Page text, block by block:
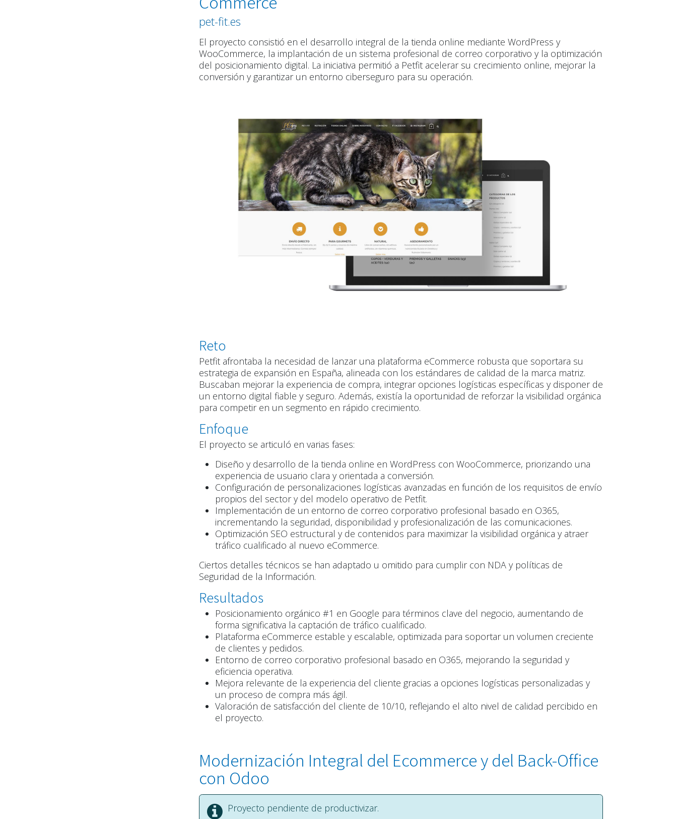
pet-fit.es
El proyecto consistió en el desarrollo integral de la tienda online mediante WordPress y
WooCommerce, la implantación de un sistema profesional de correo corporativo y la optimización
del posicionamiento digital. La iniciativa permitió a Petfit acelerar su crecimiento online, mejorar la
conversión y garantizar un entorno ciberseguro para su operación.
Reto
Petfit afrontaba la necesidad de lanzar una plataforma eCommerce robusta que soportara su
estrategia de expansión en España, alineada con los estándares de calidad de la marca matriz.
Buscaban mejorar la experiencia de compra, integrar opciones logísticas específicas y disponer de
un entorno digital fiable y seguro. Además, existía la oportunidad de reforzar la visibilidad orgánica
para competir en un segmento en rápido crecimiento.
Enfoque
El proyecto se articuló en varias fases:
Diseño y desarrollo de la tienda online en WordPress con WooCommerce, priorizando una
experiencia de usuario clara y orientada a conversión.
Configuración de personalizaciones logísticas avanzadas en función de los requisitos de envío
propios del sector y del modelo operativo de Petfit.
Implementación de un entorno de correo corporativo profesional basado en O365,
incrementando la seguridad, disponibilidad y profesionalización de las comunicaciones.
Optimización SEO estructural y de contenidos para maximizar la visibilidad orgánica y atraer
tráfico cualificado al nuevo eCommerce.
Ciertos detalles técnicos se han adaptado u omitido para cumplir con NDA y políticas de
Seguridad de la Información.
Resultados
Posicionamiento orgánico #1 en Google para términos clave del negocio, aumentando de
forma significativa la captación de tráfico cualificado.
Plataforma eCommerce estable y escalable, optimizada para soportar un volumen creciente
de clientes y pedidos.
Entorno de correo corporativo profesional basado en O365, mejorando la seguridad y
eficiencia operativa.
Mejora relevante de la experiencia del cliente gracias a opciones logísticas personalizadas y
un proceso de compra más ágil.
Valoración de satisfacción del cliente de 10/10, reflejando el alto nivel de calidad percibido en
el proyecto.
Modernización Integral del Ecommerce y del Back-Office
con Odoo
Proyecto pendiente de productivizar.